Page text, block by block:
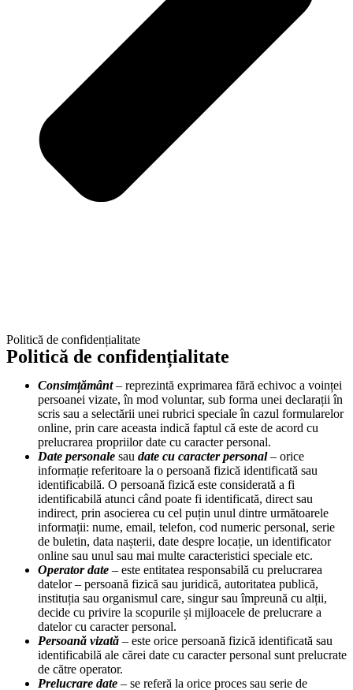
Politică de confidențialitate
Politică de confidențialitate
Consimțământ– reprezintă exprimarea fără echivoc a voinței
persoanei vizate, în mod voluntar, sub forma unei declarații în
scris sau a selectării unei rubrici speciale în cazul formularelor
online, prin care aceasta indică faptul că este de acord cu
prelucrarea propriilor date cu caracter personal.
Date personale sau date cu caracter personal– orice
informație referitoare la o persoană fizică identificată sau
identificabilă. O persoană fizică este considerată a fi
identificabilă atunci când poate fi identificată, direct sau
indirect, prin asocierea cu cel puțin unul dintre următoarele
informații: nume, email, telefon, cod numeric personal, serie
de buletin, data nașterii, date despre locație, un identificator
online sau unul sau mai multe caracteristici speciale etc.
Operator date – este entitatea responsabilă cu prelucrarea
datelor – persoană fizică sau juridică, autoritatea publică,
instituția sau organismul care, singur sau împreună cu alții,
decide cu privire la scopurile și mijloacele de prelucrare a
datelor cu caracter personal.
Persoană vizată – este orice persoană fizică identificată sau
identificabilă ale cărei date cu caracter personal sunt prelucrate
de către operator.
Prelucrare date – se referă la orice proces sau serie de